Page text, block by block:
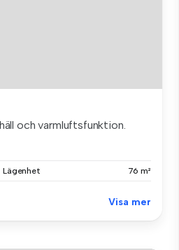
och varmluftsfunktion.
Lägenhet 76 m²
Visa mer